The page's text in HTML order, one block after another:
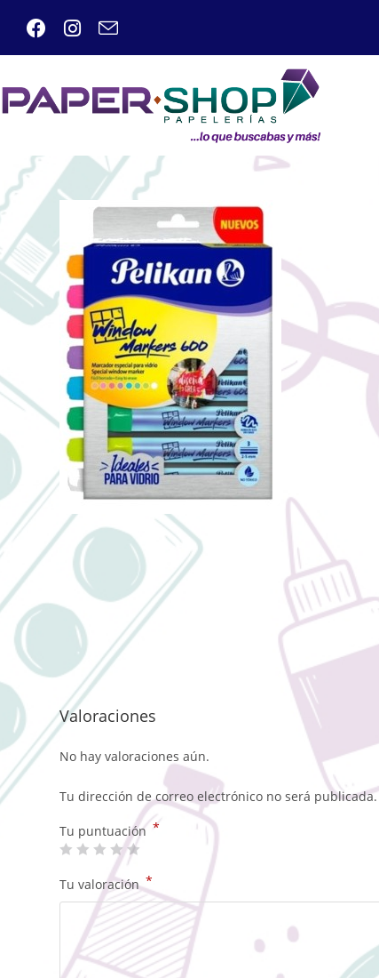
Valoraciones
No hay valoraciones aún.
Tu dirección de correo electrónico no será publicada.
Tu puntuación *
Tu valoración*